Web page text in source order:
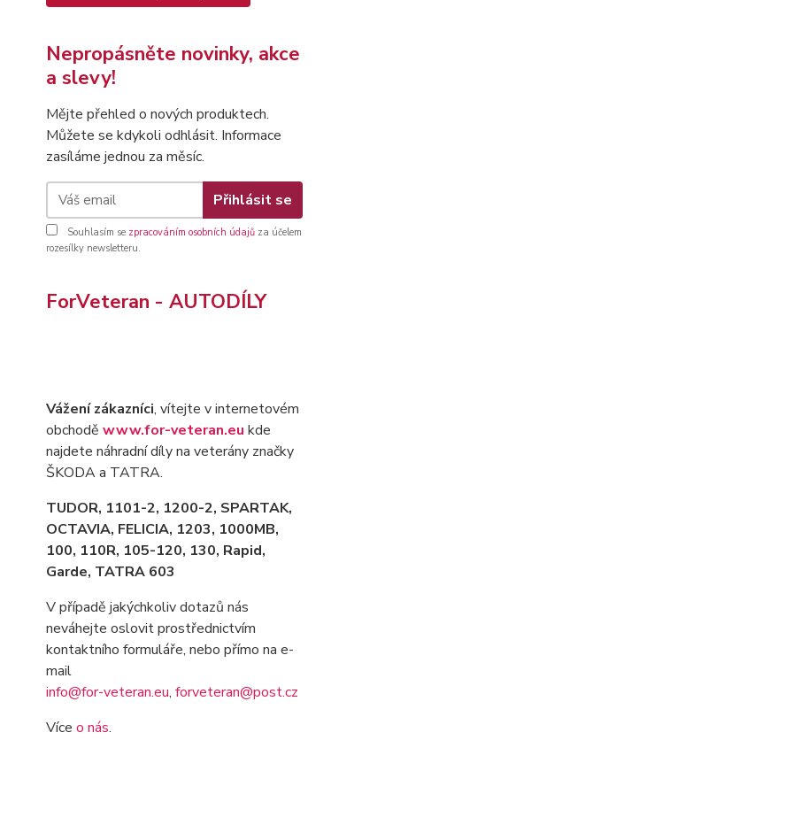
Nepropásněte novinky, akce
a slevy!
Mějte přehled o nových produktech.
Můžete se kdykoli odhlásit. Informace
zasíláme jednou za měsíc.
Přihlásit se
Souhlasím se zpracováním osobních údajů za účelem
rozesílky newsletteru.
ForVeteran - AUTODÍLY
Vážení zákazníci, vítejte v internetovém
obchodě www.for-veteran.eu kde
najdete náhradní díly na veterány značky
ŠKODA a TATRA.
TUDOR, 1101-2, 1200-2, SPARTAK,
OCTAVIA, FELICIA, 1203, 1000MB,
100, 110R, 105-120, 130, Rapid,
Garde, TATRA 603
V případě jakýchkoliv dotazů nás
neváhejte oslovit prostřednictvím
kontaktního formuláře, nebo přímo na e-
mail
info@for-veteran.eu, forveteran@post.cz
Více o nás.